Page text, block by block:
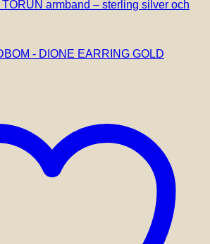
armband – sterling silver och